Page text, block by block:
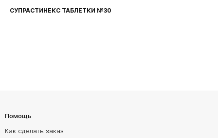
СУПРАСТИНЕКС ТАБЛЕТКИ №30
Помощь
Как сделать заказ